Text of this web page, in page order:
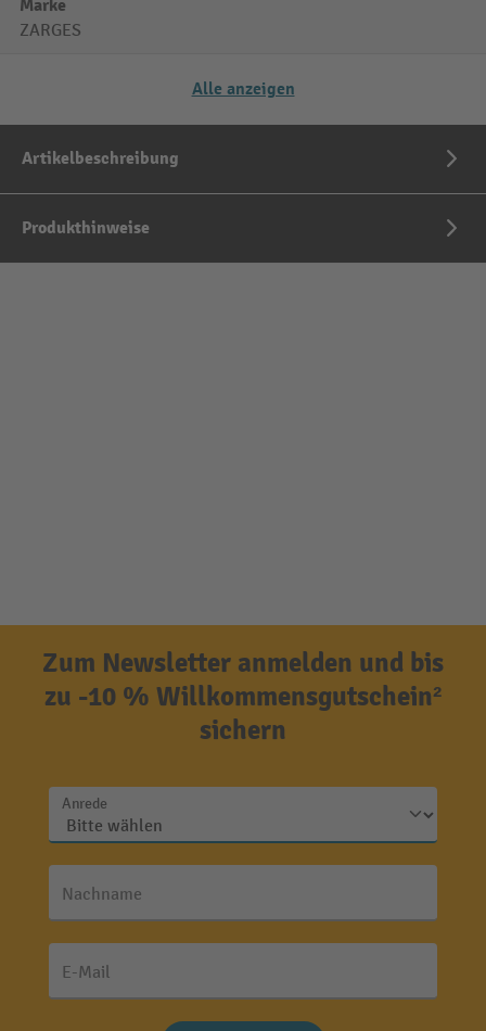
Marke
ZARGES
Alle anzeigen
Artikelbeschreibung
Produkthinweise
Zum Newsletter anmelden und bis
zu -10 % Willkommensgutschein²
sichern
Anrede
Nachname
E-Mail